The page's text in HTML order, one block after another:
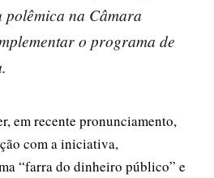
polêmica na Câmara
o programa de
em recente pronunciamento,
com a iniciativa,
“farra do dinheiro público” e